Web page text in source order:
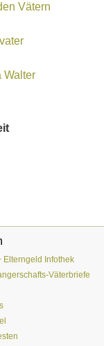
Vätern
Walter
Elterngeld Infothek
Väterbriefe